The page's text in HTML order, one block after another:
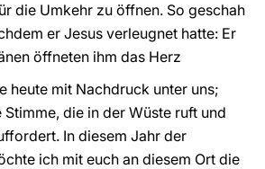
die Umkehr zu öffnen. So geschah
er Jesus verleugnet hatte: Er
öffneten ihm das Herz
heute mit Nachdruck unter uns;
die in der Wüste ruft und
In diesem Jahr der
ich mit euch an diesem Ort die